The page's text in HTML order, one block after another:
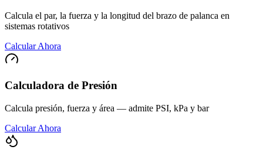
Calcula el par, la fuerza y la longitud del brazo de palanca en
sistemas rotativos
Calcular Ahora
Calculadora de Presión
Calcula presión, fuerza y área — admite PSI, kPa y bar
Calcular Ahora